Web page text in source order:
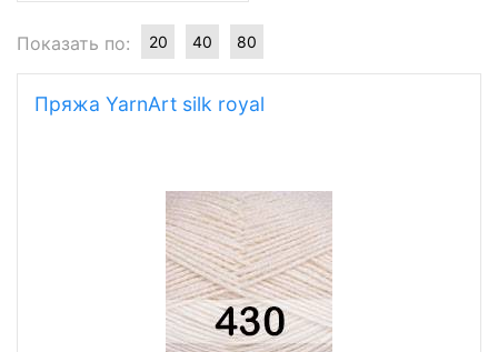
Показать по: 20 40 80
Пряжа YarnArt silk royal